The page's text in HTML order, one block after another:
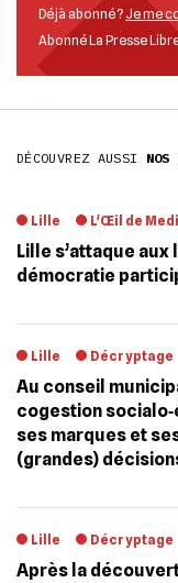
Déjà abonné ? Je me
Abonné La Presse
DÉCOUVREZ AUSSI NOS
Lille L'Œil de
Lille s’attaque aux
démocratie
Lille Décryptage
Au conseil
cogestion
ses marques et
(grandes)
Lille Décryptage
Après la